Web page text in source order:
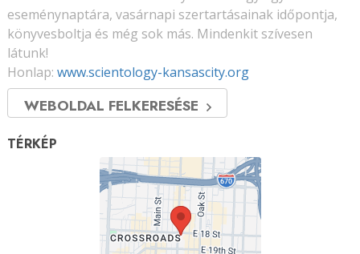
eseménynaptára, vasárnapi szertartásainak időpontja,
könyvesboltja és még sok más. Mindenkit szívesen
látunk!
Honlap: www.scientology-kansascity.org
WEBOLDAL FELKERESÉSE
TÉRKÉP